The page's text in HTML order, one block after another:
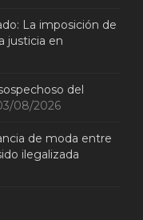
La imposición de
justicia en
del
08/2026
de moda entre
ilegalizada